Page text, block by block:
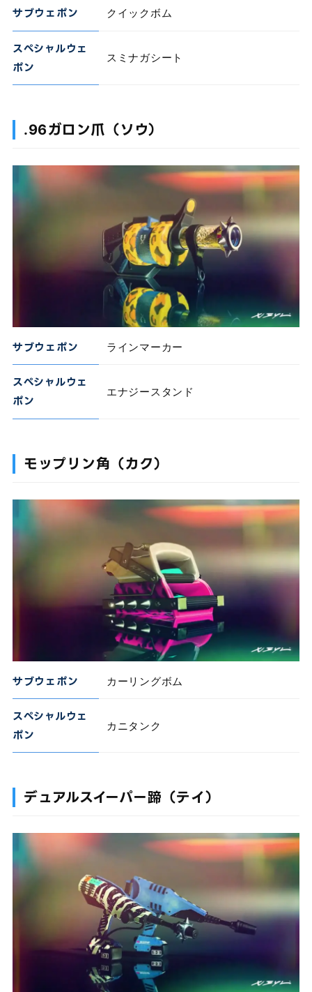
サブウェポン クイックボム
スペシャルウェ
ポン
スミナガシート
.96ガロン爪（ソウ）
サブウェポン ラインマーカー
スペシャルウェ
ポン
エナジースタンド
モップリン角（カク）
サブウェポン カーリングボム
スペシャルウェ
ポン
カニタンク
デュアルスイーパー蹄（テイ）